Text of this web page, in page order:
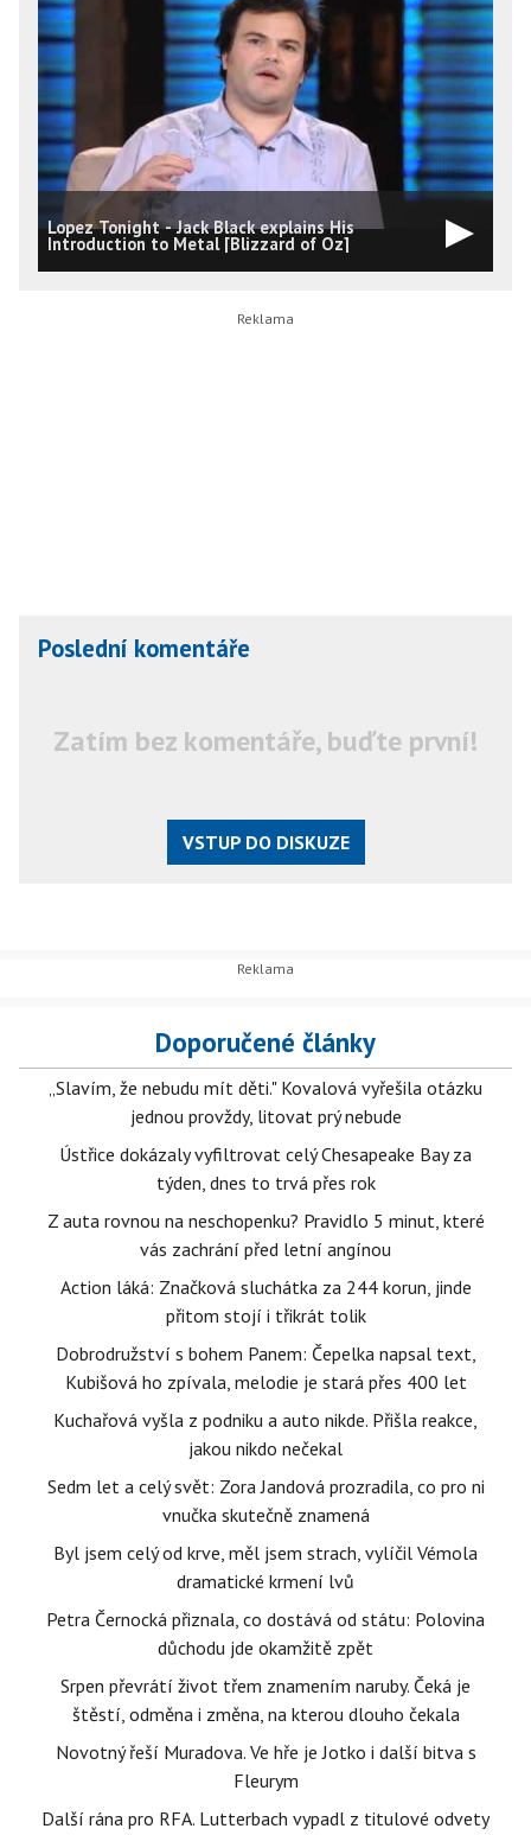
Lopez Tonight - Jack Black explains His
Introduction to Metal [Blizzard of Oz]
Poslední komentáře
Zatím bez komentáře, buďte první!
VSTUP DO DISKUZE
Doporučené články
„Slavím, že nebudu mít děti." Kovalová vyřešila otázku
jednou provždy, litovat prý nebude
Ústřice dokázaly vyfiltrovat celý Chesapeake Bay za
týden, dnes to trvá přes rok
Z auta rovnou na neschopenku? Pravidlo 5 minut, které
vás zachrání před letní angínou
Action láká: Značková sluchátka za 244 korun, jinde
přitom stojí i třikrát tolik
Dobrodružství s bohem Panem: Čepelka napsal text,
Kubišová ho zpívala, melodie je stará přes 400 let
Kuchařová vyšla z podniku a auto nikde. Přišla reakce,
jakou nikdo nečekal
Sedm let a celý svět: Zora Jandová prozradila, co pro ni
vnučka skutečně znamená
Byl jsem celý od krve, měl jsem strach, vylíčil Vémola
dramatické krmení lvů
Petra Černocká přiznala, co dostává od státu: Polovina
důchodu jde okamžitě zpět
Srpen převrátí život třem znamením naruby. Čeká je
štěstí, odměna i změna, na kterou dlouho čekala
Novotný řeší Muradova. Ve hře je Jotko i další bitva s
Fleurym
Další rána pro RFA. Lutterbach vypadl z titulové odvety